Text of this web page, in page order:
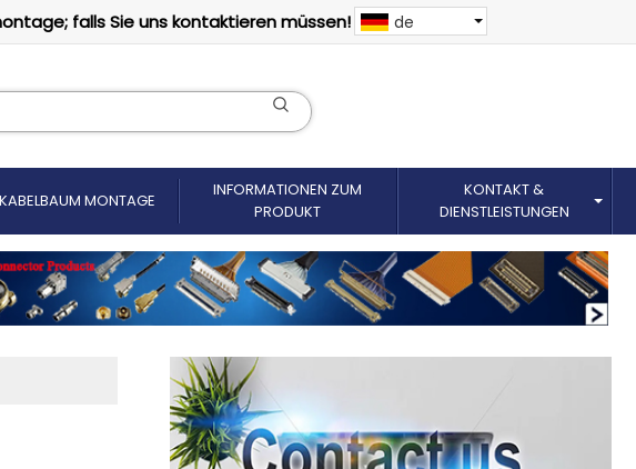
falls Sie uns kontaktieren müssen! de
KABELBAUM MONTAGE
INFORMATIONEN ZUM
PRODUKT
KONTAKT &
DIENSTLEISTUNGEN